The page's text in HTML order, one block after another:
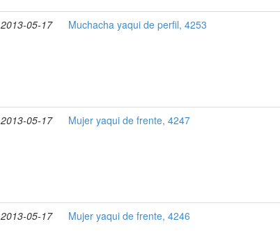
2013-05-17 Muchacha yaqui de perfil, 4253
2013-05-17 Mujer yaqui de frente, 4247
2013-05-17 Mujer yaqui de frente, 4246